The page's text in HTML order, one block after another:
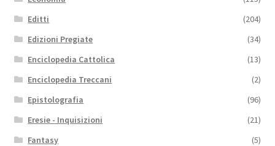
Editti
(204)
Edizioni Pregiate
(34)
Enciclopedia Cattolica
(13)
Enciclopedia Treccani
(2)
Epistolografia
(96)
Eresie - Inquisizioni
(21)
Fantasy
(5)